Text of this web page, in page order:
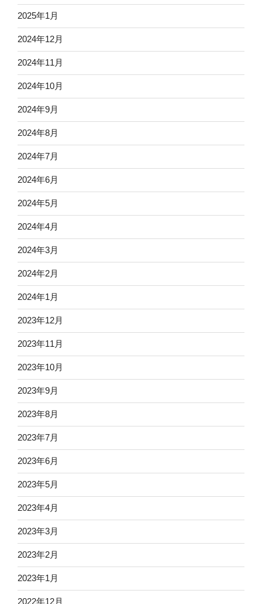
2025年1月
2024年12月
2024年11月
2024年10月
2024年9月
2024年8月
2024年7月
2024年6月
2024年5月
2024年4月
2024年3月
2024年2月
2024年1月
2023年12月
2023年11月
2023年10月
2023年9月
2023年8月
2023年7月
2023年6月
2023年5月
2023年4月
2023年3月
2023年2月
2023年1月
2022年12月